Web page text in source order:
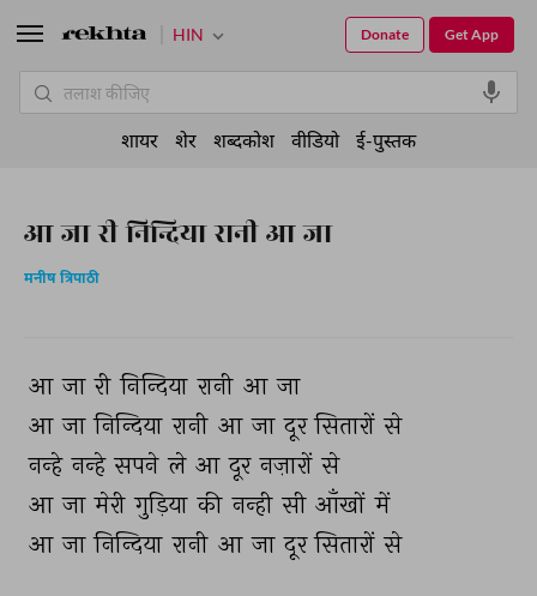
आ जा री निन्दिया रानी आ जा
मनीष त्रिपाठी
आ जा री निन्दिया रानी आ जा
आ जा निन्दिया रानी आ जा दूर सितारों से
नन्हे नन्हे सपने ले आ दूर नज़ारों से
आ जा मेरी गुड़िया की नन्ही सी आँखों में
आ जा निन्दिया रानी आ जा दूर सितारों से
HIN Get App
Donate
शायर शेर शब्दकोश वीडियो ई-पुस्तक